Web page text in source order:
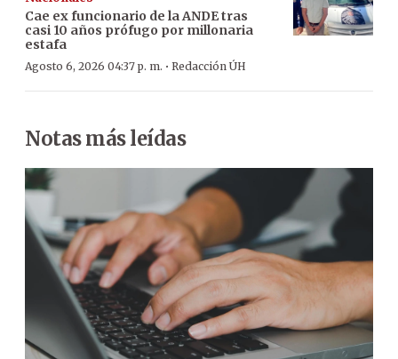
Cae ex funcionario de la ANDE tras
casi 10 años prófugo por millonaria
estafa
Agosto 6, 2026 04:37 p. m. · Redacción ÚH
Notas más leídas